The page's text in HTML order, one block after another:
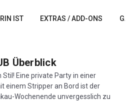
IST EXTRAS / ADD-ONS
Überblick
Eine private Party in einer
einem Stripper an Bord ist der
Wochenende unvergesslich zu